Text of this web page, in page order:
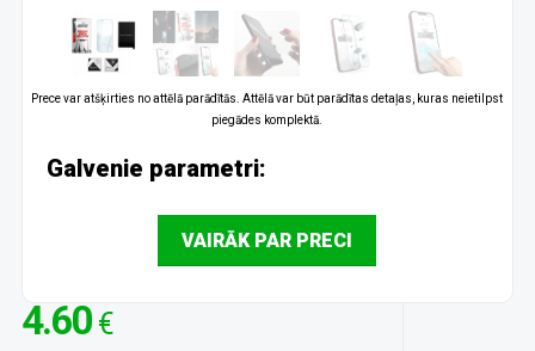
Prece var atšķirties no attēlā parādītās. Attēlā var būt parādītas detaļas, kuras neietilpst
piegādes komplektā.
Galvenie parametri:
VAIRĀK PAR PRECI
4.60 €